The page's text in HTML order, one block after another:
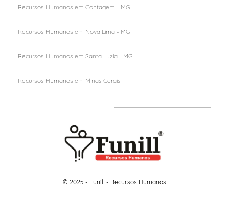
Recursos Humanos em Contagem - MG
Recursos Humanos em Nova Lima - MG
Recursos Humanos em Santa Luzia - MG
Recursos Humanos em Minas Gerais
© 2025 - Funill - Recursos Humanos